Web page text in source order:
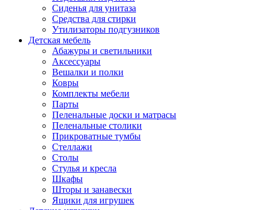
Сиденья для унитаза
Средства для стирки
Утилизаторы подгузников
Детская мебель
Абажуры и светильники
Аксессуары
Вешалки и полки
Ковры
Комплекты мебели
Парты
Пеленальные доски и матрасы
Пеленальные столики
Прикроватные тумбы
Стеллажи
Столы
Стулья и кресла
Шкафы
Шторы и занавески
Ящики для игрушек